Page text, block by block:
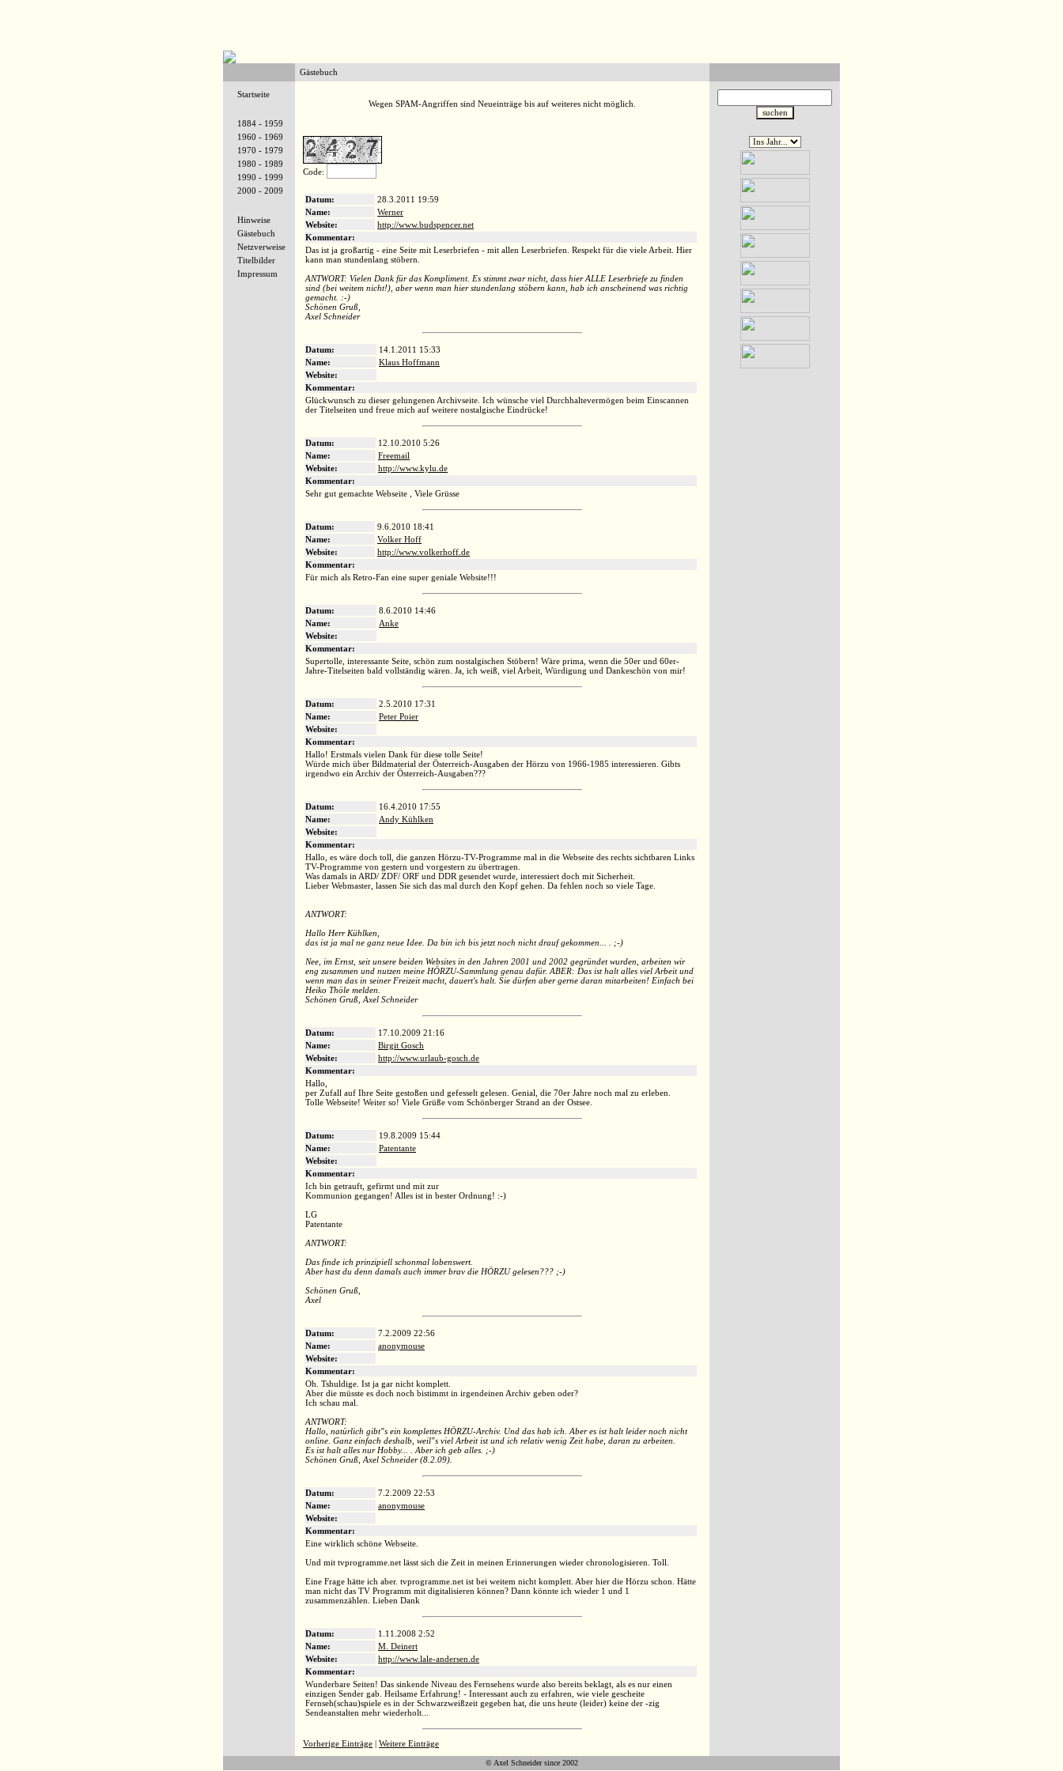
Gästebuch
Startseite
1884 - 1959
1960 - 1969
1970 - 1979
1980 - 1989
1990 - 1999
2000 - 2009
Hinweise
Gästebuch
Netzverweise
Titelbilder
Impressum
Wegen SPAM-Angriffen sind Neueinträge bis auf weiteres nicht möglich.
Code:
Datum:
28.3.2011 19:59
Name:
Werner
Website:
http://www.budspencer.net
Kommentar:
Das ist ja großartig - eine Seite mit Leserbriefen - mit allen Leserbriefen. Respekt für die viele Arbeit. Hier
kann man stundenlang stöbern.
ANTWORT: Vielen Dank für das Kompliment. Es stimmt zwar nicht, dass hier ALLE Leserbriefe zu finden
sind (bei weitem nicht!), aber wenn man hier stundenlang stöbern kann, hab ich anscheinend was richtig
gemacht. :-)
Schönen Gruß,
Axel Schneider
Datum:
14.1.2011 15:33
Name:
Klaus Hoffmann
Website:
Kommentar:
Glückwunsch zu dieser gelungenen Archivseite. Ich wünsche viel Durchhaltevermögen beim Einscannen
der Titelseiten und freue mich auf weitere nostalgische Eindrücke!
Datum:
12.10.2010 5:26
Name:
Freemail
Website:
http://www.kylu.de
Kommentar:
Sehr gut gemachte Webseite , Viele Grüsse
Datum:
9.6.2010 18:41
Name:
Volker Hoff
Website:
http://www.volkerhoff.de
Kommentar:
Für mich als Retro-Fan eine super geniale Website!!!
Datum:
8.6.2010 14:46
Name:
Anke
Website:
Kommentar:
Supertolle, interessante Seite, schön zum nostalgischen Stöbern! Wäre prima, wenn die 50er und 60er-
Jahre-Titelseiten bald vollständig wären. Ja, ich weiß, viel Arbeit, Würdigung und Dankeschön von mir!
Datum:
2.5.2010 17:31
Name:
Peter Poier
Website:
Kommentar:
Hallo! Erstmals vielen Dank für diese tolle Seite!
Würde mich über Bildmaterial der Österreich-Ausgaben der Hörzu von 1966-1985 interessieren. Gibts
irgendwo ein Archiv der Österreich-Ausgaben???
Datum:
16.4.2010 17:55
Name:
Andy Kühlken
Website:
Kommentar:
Hallo, es wäre doch toll, die ganzen Hörzu-TV-Programme mal in die Webseite des rechts sichtbaren Links
TV-Programme von gestern und vorgestern zu übertragen.
Was damals in ARD/ ZDF/ ORF und DDR gesendet wurde, interessiert doch mit Sicherheit.
Lieber Webmaster, lassen Sie sich das mal durch den Kopf gehen. Da fehlen noch so viele Tage.
ANTWORT:
Hallo Herr Kühlken,
das ist ja mal ne ganz neue Idee. Da bin ich bis jetzt noch nicht drauf gekommen... . ;-)
Nee, im Ernst, seit unsere beiden Websites in den Jahren 2001 und 2002 gegründet wurden, arbeiten wir
eng zusammen und nutzen meine HÖRZU-Sammlung genau dafür. ABER: Das ist halt alles viel Arbeit und
wenn man das in seiner Freizeit macht, dauert's halt. Sie dürfen aber gerne daran mitarbeiten! Einfach bei
Heiko Thöle melden.
Schönen Gruß, Axel Schneider
Datum:
17.10.2009 21:16
Name:
Birgit Gosch
Website:
http://www.urlaub-gosch.de
Kommentar:
Hallo,
per Zufall auf Ihre Seite gestoßen und gefesselt gelesen. Genial, die 70er Jahre noch mal zu erleben.
Tolle Webseite! Weiter so! Viele Grüße vom Schönberger Strand an der Ostsee.
Datum:
19.8.2009 15:44
Name:
Patentante
Website:
Kommentar:
Ich bin getrauft, gefirmt und mit zur
Kommunion gegangen! Alles ist in bester Ordnung! :-)
LG
Patentante
ANTWORT:
Das finde ich prinzipiell schonmal lobenswert.
Aber hast du denn damals auch immer brav die HÖRZU gelesen??? ;-)
Schönen Gruß,
Axel
Datum:
7.2.2009 22:56
Name:
anonymouse
Website:
Kommentar:
Oh. Tshuldige. Ist ja gar nicht komplett.
Aber die müsste es doch noch bistimmt in irgendeinen Archiv geben oder?
Ich schau mal.
ANTWORT:
Hallo, natürlich gibt"s ein komplettes HÖRZU-Archiv. Und das hab ich. Aber es ist halt leider noch nicht
online. Ganz einfach deshalb, weil"s viel Arbeit ist und ich relativ wenig Zeit habe, daran zu arbeiten.
Es ist halt alles nur Hobby... . Aber ich geb alles. ;-)
Schönen Gruß, Axel Schneider (8.2.09).
Datum:
7.2.2009 22:53
Name:
anonymouse
Website:
Kommentar:
Eine wirklich schöne Webseite.
Und mit tvprogramme.net lässt sich die Zeit in meinen Erinnerungen wieder chronologisieren. Toll.
Eine Frage hätte ich aber. tvprogramme.net ist bei weitem nicht komplett. Aber hier die Hörzu schon. Hätte
man nicht das TV Programm mit digitalisieren können? Dann könnte ich wieder 1 und 1
zusammenzählen. Lieben Dank
Datum:
1.11.2008 2:52
Name:
M. Deinert
Website:
http://www.lale-andersen.de
Kommentar:
Wunderbare Seiten! Das sinkende Niveau des Fernsehens wurde also bereits beklagt, als es nur einen
einzigen Sender gab. Heilsame Erfahrung! - Interessant auch zu erfahren, wie viele gescheite
Fernseh(schau)spiele es in der Schwarzweißzeit gegeben hat, die uns heute (leider) keine der -zig
Sendeanstalten mehr wiederholt...
Vorherige Einträge | Weitere Einträge
© Axel Schneider since 2002